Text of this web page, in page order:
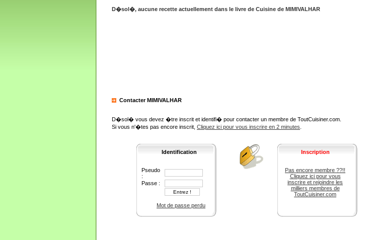
D�sol�, aucune recette actuellement dans le livre de Cuisine de MIMIVALHAR
Contacter MIMIVALHAR
D�sol� vous devez �tre inscrit et identifi� pour contacter un membre de ToutCuisiner.com.
Si vous n'�tes pas encore inscrit, Cliquez ici pour vous inscrire en 2 minutes
Identification
Pseudo
:
Passe :
Mot de passe perdu
Inscription
Pas encore membre ??!!
Cliquez ici pour vous
inscrire et rejoindre les
milliers membres de
ToutCuisiner.com